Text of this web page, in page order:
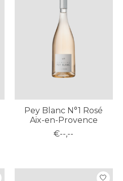
Pey Blanc N°1 Rosé
Aix-en-Provence
€--,--